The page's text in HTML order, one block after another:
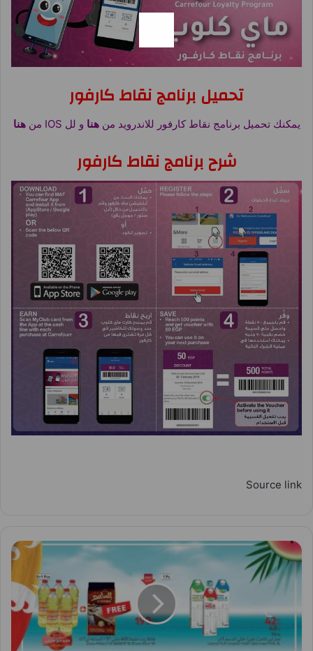
تحميل برنامج نقاط كارفور
يمكنك تحميل برنامج نقاط كارفور للاندرويد منهنا و لل IOS من هنا
شرح برنامج نقاط كارفور
Source link